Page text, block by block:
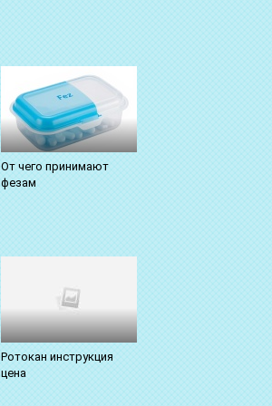
От чего принимают
фезам
Ротокан инструкция
цена